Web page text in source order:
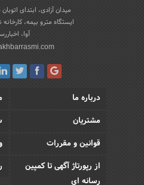
میدان آزادی، ابتدای
ایستگاه مترو بیمه،
آوا،
درباره ما
مشتریان
قوانین و مقررات
از رپورتاژ آگهی تا کمپین
رسانه ای